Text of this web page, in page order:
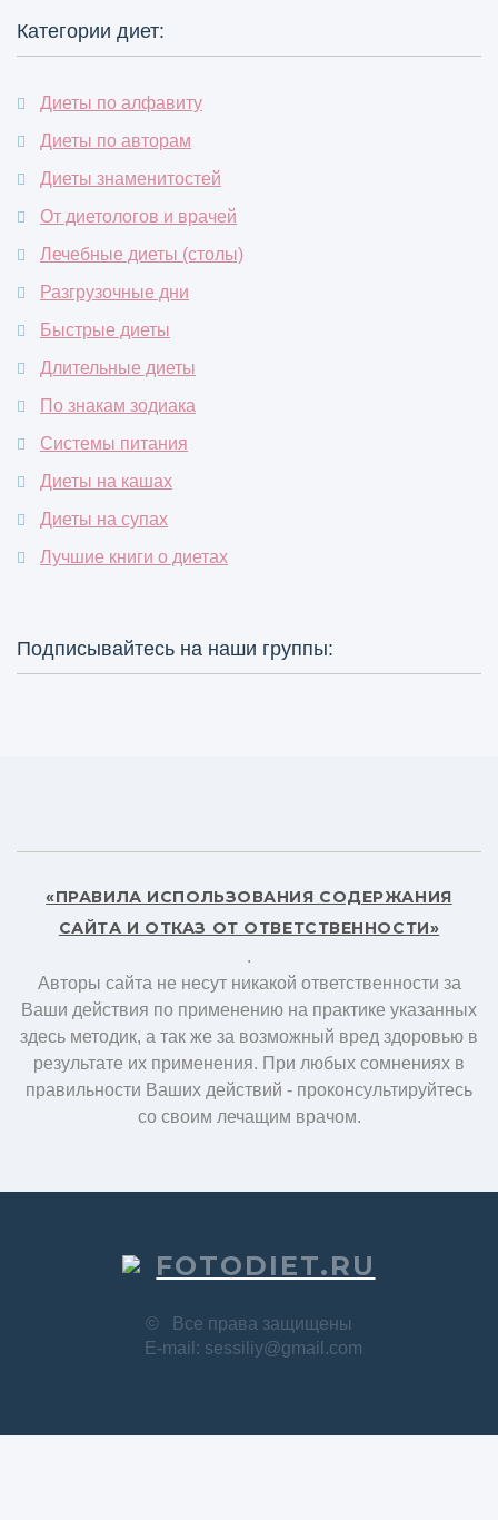
Категории диет:
Диеты по алфавиту
Диеты по авторам
Диеты знаменитостей
От диетологов и врачей
Лечебные диеты (столы)
Разгрузочные дни
Быстрые диеты
Длительные диеты
По знакам зодиака
Системы питания
Диеты на кашах
Диеты на супах
Лучшие книги о диетах
Подписывайтесь на наши группы:
«ПРАВИЛА ИСПОЛЬЗОВАНИЯ СОДЕРЖАНИЯ
САЙТА И ОТКАЗ ОТ ОТВЕТСТВЕННОСТИ»
.
Авторы сайта не несут никакой ответственности за
Ваши действия по применению на практике указанных
здесь методик, а так же за возможный вред здоровью в
результате их применения. При любых сомнениях в
правильности Ваших действий - проконсультируйтесь
со своим лечащим врачом.
FOTODIET.RU
©
Все права защищены
E-mail: sessiliy@gmail.com